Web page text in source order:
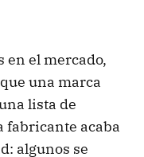
en el mercado,
una marca
lista de
fabricante acaba
algunos se